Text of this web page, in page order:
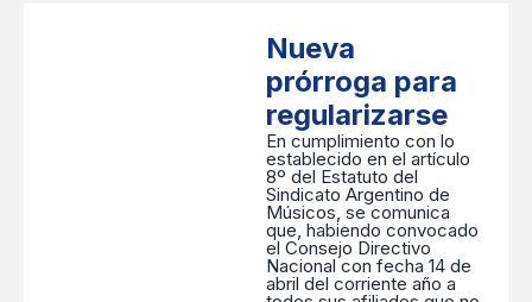
Nueva
prórroga para
regularizarse
En cumplimiento con lo
establecido en el artículo
8º del Estatuto del
Sindicato Argentino de
Músicos, se comunica
que, habiendo convocado
el Consejo Directivo
Nacional con fecha 14 de
abril del corriente año a